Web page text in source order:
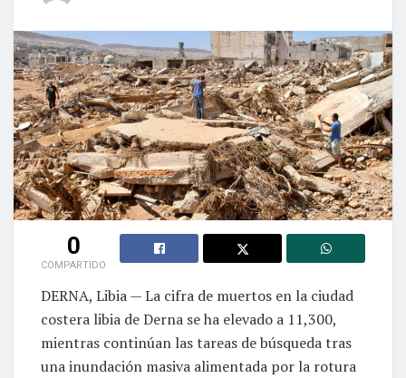
0
COMPARTIDO
DERNA, Libia — La cifra de muertos en la ciudad
costera libia de Derna se ha elevado a 11,300,
mientras continúan las tareas de búsqueda tras
una inundación masiva alimentada por la rotura